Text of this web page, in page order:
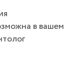
в вашем